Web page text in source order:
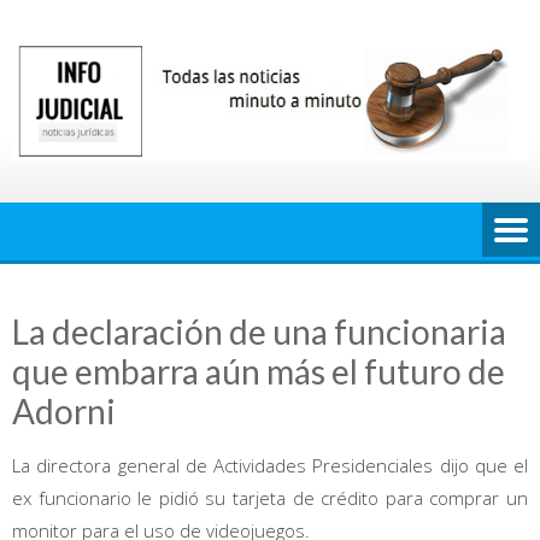
contenido
La declaración de una funcionaria
que embarra aún más el futuro de
Adorni
La directora general de Actividades Presidenciales dijo que el
ex funcionario le pidió su tarjeta de crédito para comprar un
monitor para el uso de videojuegos.